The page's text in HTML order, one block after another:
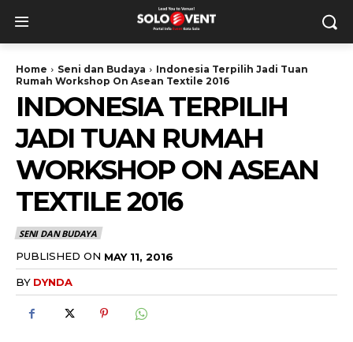
Home Seni dan Budaya
Indonesia Terpilih Jadi Tuan
Rumah Workshop On Asean Textile 2016
INDONESIA TERPILIH
JADI TUAN RUMAH
WORKSHOP ON ASEAN
TEXTILE 2016
SENI DAN BUDAYA
PUBLISHED ON MAY 11, 2016
BY DYNDA